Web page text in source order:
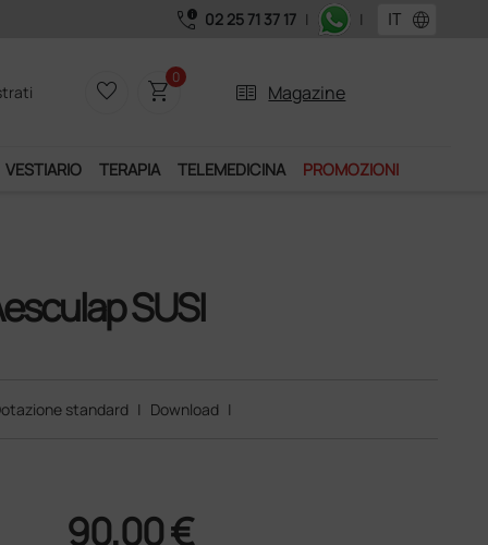
un anno di spedizioni a 39,90 euro + IVA!
call_quality 02 25 71 37 17 | | language
favorite_border shopping_cart0
two_pager Magazine
VESTIARIO TERAPIA TELEMEDICINA PROMOZIONI
SUSI
standard | Download |
90,00 €